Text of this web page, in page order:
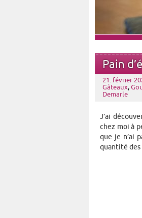
Pain
21. février
Gâteaux,
Demarle
J’ai
chez moi à
que je n’ai
quantité des